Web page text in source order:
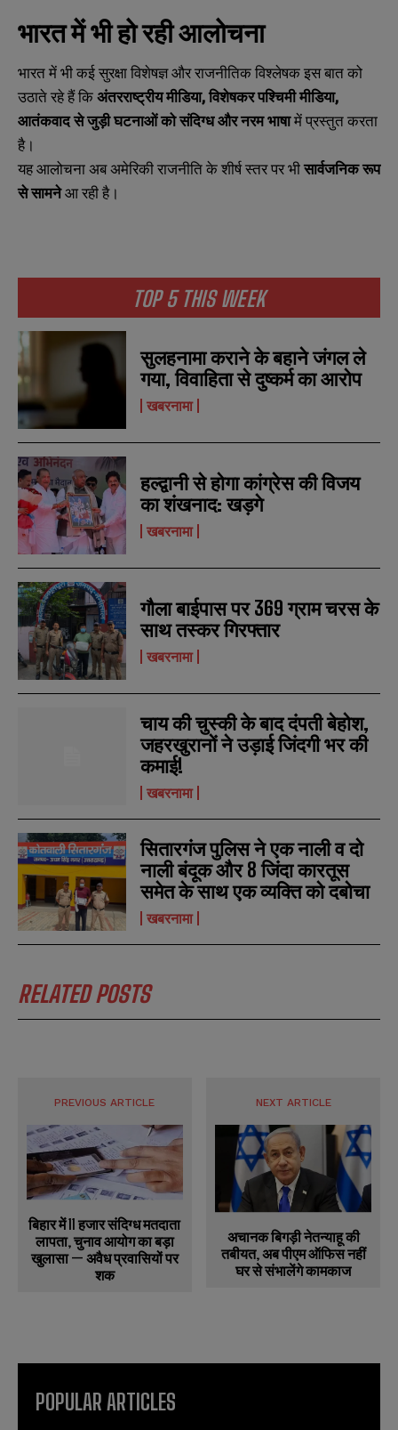
m
eE
a
l
*
N
u
m
r
s
m
eE
a
l
*
N
u
m
r
s
TOP 5 THIS WEEK
सुलहनामा कराने के बहाने जंगल ले
गया, विवाहिता से दुष्कर्म का आरोप
खबरनामा
हल्द्वानी से होगा कांग्रेस की विजय
का शंखनाद: खड़गे
खबरनामा
गौला बाईपास पर 369 ग्राम चरस के
साथ तस्कर गिरफ्तार
खबरनामा
चाय की चुस्की के बाद दंपती बेहोश,
जहरखुरानों ने उड़ाई जिंदगी भर की
कमाई!
खबरनामा
सितारगंज पुलिस ने एक नाली व दो
नाली बंदूक और 8 जिंदा कारतूस
समेत के साथ एक व्यक्ति को दबोचा
खबरनामा
RELATED POSTS
भारत में भी हो रही आलोचना
भारत में भी कई सुरक्षा विशेषज्ञ और राजनीतिक विश्लेषक इस बात को
उठाते रहे हैं किअंतरराष्ट्रीय मीडिया,विशेषकर पश्चिमी मीडिया,
आतंकवाद से जुड़ी घटनाओं को संदिग्ध और नरम भाषामें प्रस्तुत करता
है।
यह आलोचना अब अमेरिकी राजनीति के शीर्ष स्तर पर भीसार्वजनिक रूप
से सामनेआ रही है।
PREVIOUS ARTICLE
बिहार में 11 हजार संदिग्ध मतदाता
लापता, चुनाव आयोग का बड़ा
खुलासा — अवैध प्रवासियों पर
शक
NEXT ARTICLE
अचानक बिगड़ी नेतन्याहू की
तबीयत, अब पीएम ऑफिस नहीं
घर से संभालेंगे कामकाज
POPULAR ARTICLES